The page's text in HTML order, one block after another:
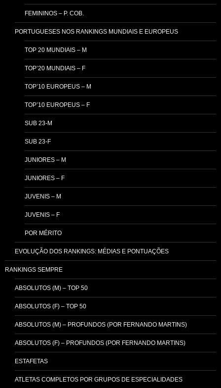
FEMININOS – P. COB.
PORTUGUESES NOS RANKINGS MUNDIAIS E EUROPEUS
TOP 20 MUNDIAIS – M
TOP’20 MUNDIAIS – F
TOP’10 EUROPEUS – M
TOP’10 EUROPEUS – F
SUB 23-M
SUB 23-F
JUNIORES – M
JUNIORES – F
JUVENIS – M
JUVENIS – F
POR MÉRITO
EVOLUÇÃO DOS RANKINGS: MÉDIAS E PONTUAÇÕES
RANKINGS SEMPRE
ABSOLUTOS (M) – TOP 50
ABSOLUTOS (F) – TOP 50
ABSOLUTOS (M) – PROFUNDOS (POR FERNANDO MARTINS)
ABSOLUTOS (F) – PROFUNDOS (POR FERNANDO MARTINS)
ESTAFETAS
ATLETAS COMPLETOS POR GRUPOS DE ESPECIALIDADES